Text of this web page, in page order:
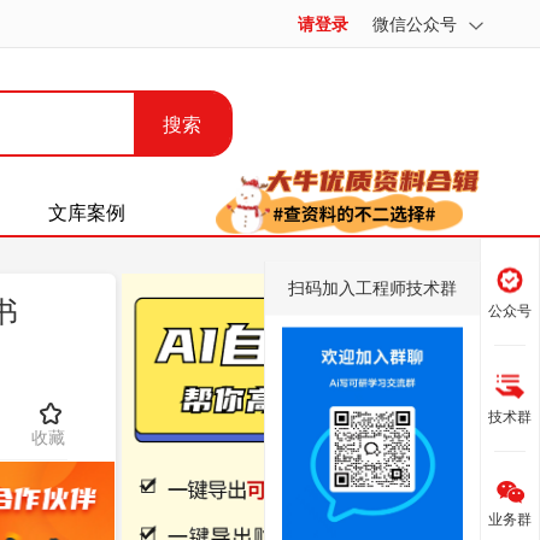
请登录 微信公众号
搜索
文库案例
收藏
公众号
技术群
扫码加入工程师技术群
业务群